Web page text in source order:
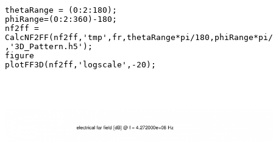
thetaRange = (0:2:180);
phiRange=(0:2:360)-180;
nf2ff =
CalcNF2FF(nf2ff,'tmp',fr,thetaRange*pi/
,'3D_Pattern.h5');
figure